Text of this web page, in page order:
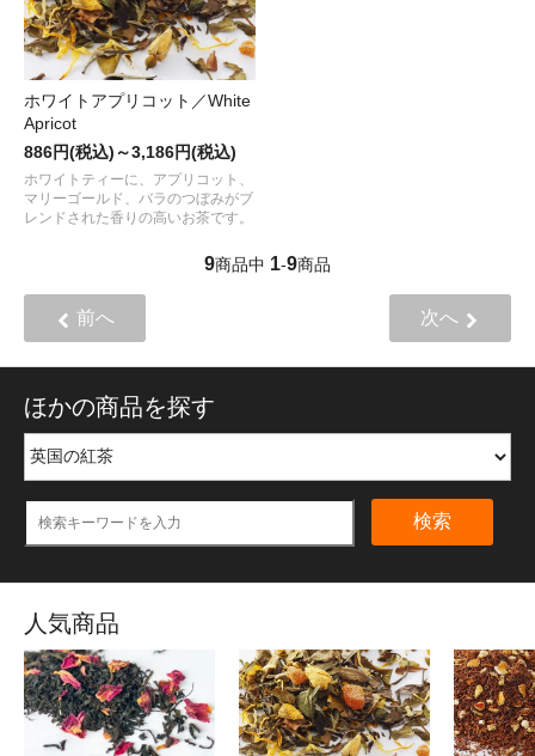
ホワイトアプリコット／White
Apricot
886円(税込)～3,186円(税込)
ホワイトティーに、アプリコット、
マリーゴールド、バラのつぼみがブ
レンドされた香りの高いお茶です。
9商品中 1-9商品
前へ 次へ
ほかの商品を探す
検索
人気商品